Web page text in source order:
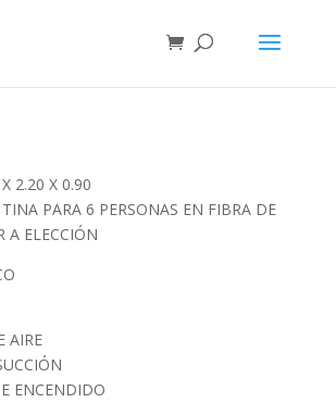
2.20 X 0.90
PARA 6 PERSONAS EN FIBRA DE
A ELECCIÓN
AIRE
ENCENDIDO